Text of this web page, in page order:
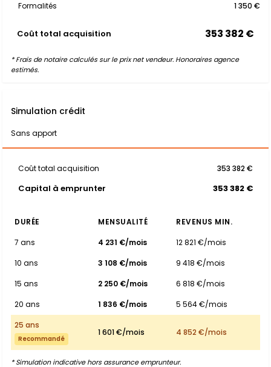
Formalités
1 350 €
Coût total acquisition 353 382 €
* Frais de notaire calculés sur le prix net vendeur. Honoraires agence
estimés.
Simulation crédit
Sans apport
Coût total acquisition 353 382 €
Capital à emprunter 353 382 €
DURÉE MENSUALITÉ
REVENUS MIN.
7 ans
4 231 €/mois
12 821 €/mois
10 ans
3 108 €/mois
9 418 €/mois
15 ans
2 250 €/mois
6 818 €/mois
20 ans
1 836 €/mois
5 564 €/mois
25 ans
Recommandé
1 601 €/mois 4 852 €/mois
* Simulation indicative hors assurance emprunteur.